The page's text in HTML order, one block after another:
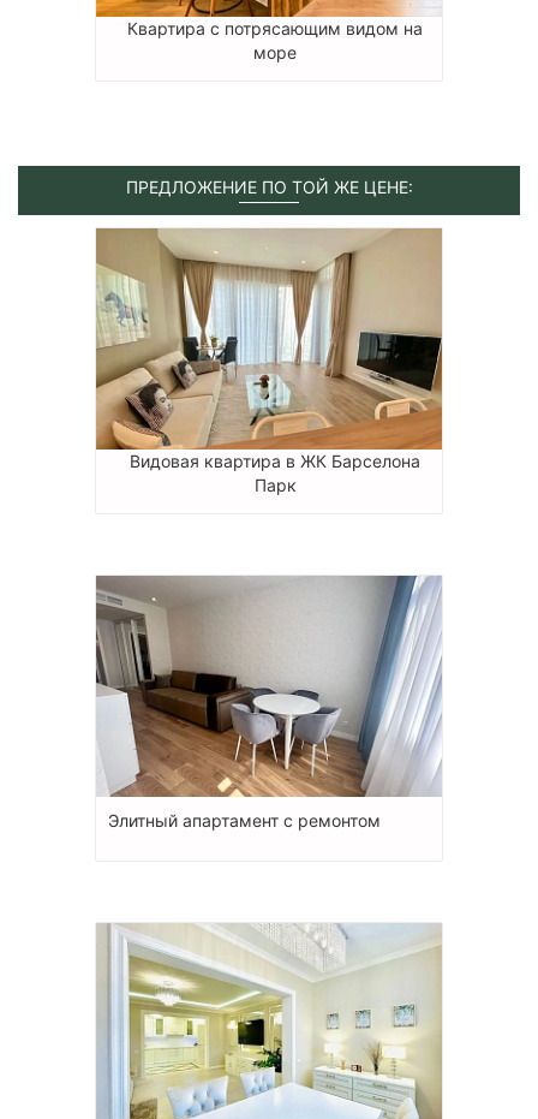
Квартира с потрясающим видом на
море
ПРЕДЛОЖЕНИЕ ПО ТОЙ ЖЕ ЦЕНЕ:
Видовая квартира в ЖК Барселона
Парк
Элитный апартамент с ремонтом